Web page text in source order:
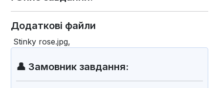
Додаткові файли
Stinky rose.jpg,
👤 Замовник завдання: